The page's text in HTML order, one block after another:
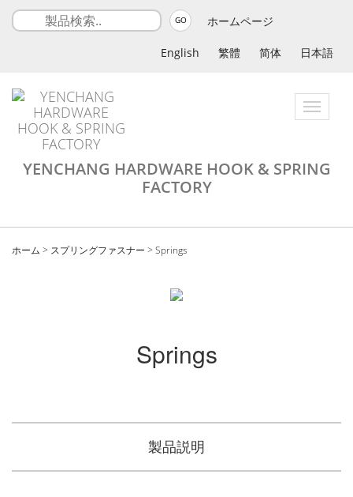
GO ホームページ
English 繁體 简体 日本語
Toggle
YENCHANG HARDWARE HOOK & SPRING
FACTORY
ホーム > スプリングファスナー > Springs
Springs
製品説明